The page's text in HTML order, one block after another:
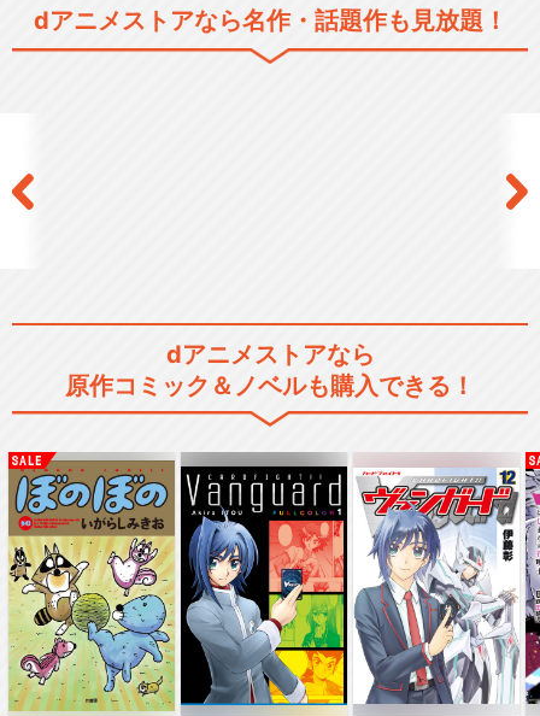
dアニメストアなら名作・話題作も見放題！
dアニメストアなら
原作コミック＆ノベルも購入できる！